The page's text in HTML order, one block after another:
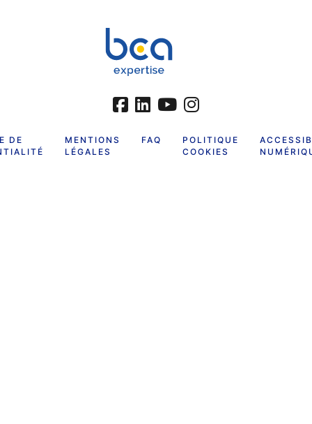
DE
MENTIONS
LÉGALES
FAQ
POLITIQUE
COOKIES